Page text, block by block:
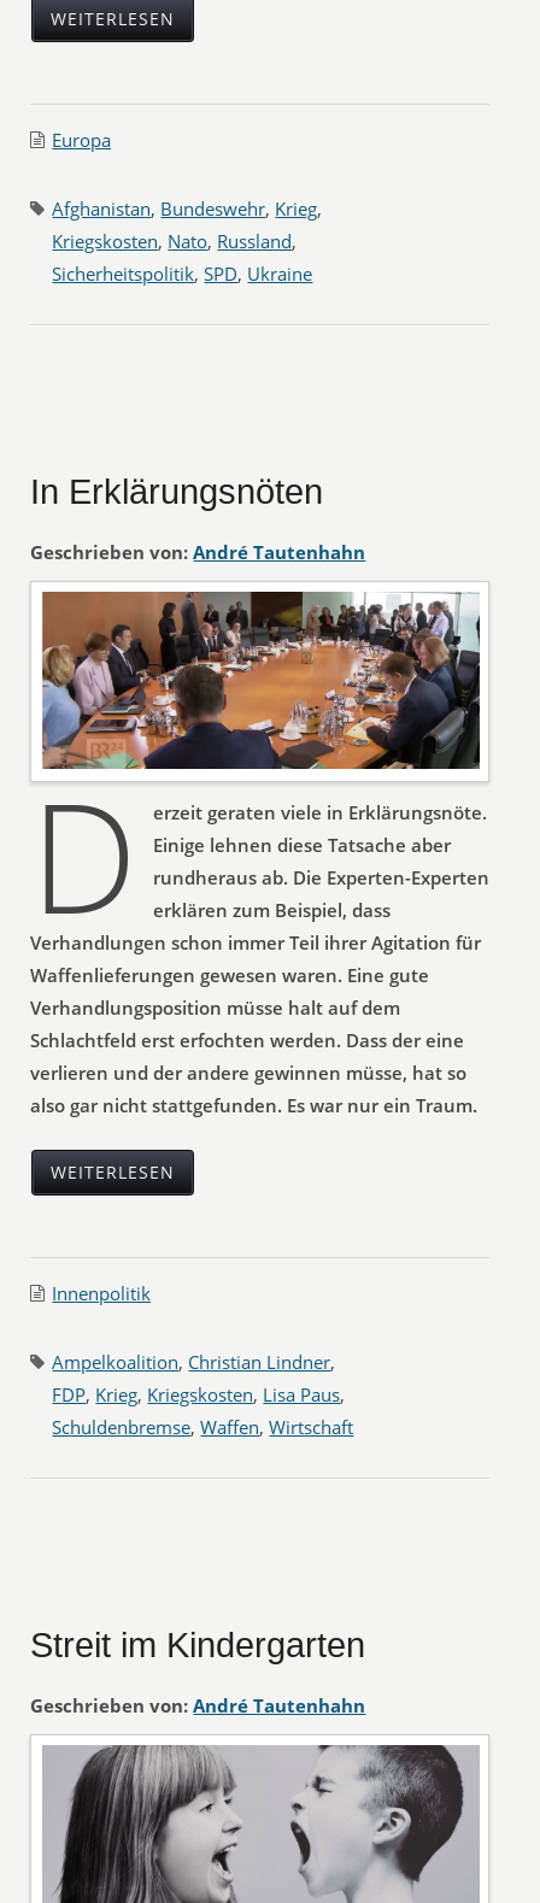
WEITERLESEN
Europa
Afghanistan, Bundeswehr, Krieg,
Kriegskosten, Nato, Russland,
Sicherheitspolitik,SPD, Ukraine
In Erklärungsnöten
Geschrieben von: André Tautenhahn
D
erzeit geraten viele in Erklärungsnöte.
Einige lehnen diese Tatsache aber
rundheraus ab. Die Experten-Experten
erklären zum Beispiel, dass
Verhandlungen schon immer Teil ihrer Agitation für
Waffenlieferungen gewesen waren. Eine gute
Verhandlungsposition müsse halt auf dem
Schlachtfeld erst erfochten werden. Dass der eine
verlieren und der andere gewinnen müsse, hat so
also gar nicht stattgefunden. Es war nur ein Traum.
WEITERLESEN
Innenpolitik
Ampelkoalition, Christian Lindner,
FDP, Krieg, Kriegskosten, Lisa Paus,
Schuldenbremse,Waffen,Wirtschaft
Streit im Kindergarten
Geschrieben von: André Tautenhahn